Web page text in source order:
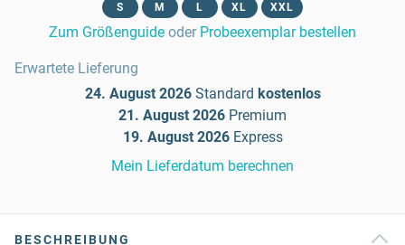
S M L XL XXL
Zum Größenguide oder Probeexemplar bestellen
Erwartete Lieferung
24. August 2026 Standard kostenlos
21. August 2026 Premium
19. August 2026 Express
Mein Lieferdatum berechnen
BESCHREIBUNG